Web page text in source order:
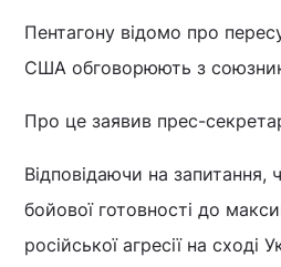
Пентагону відомо про
США обговорюють з
Про це заявив прес-
Відповідаючи на
бойової готовності до
російської агресії на сході